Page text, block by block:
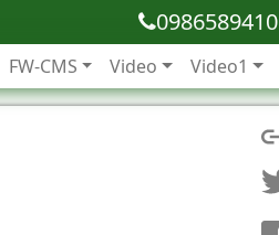
0986589410
FW-CMS Video Video1